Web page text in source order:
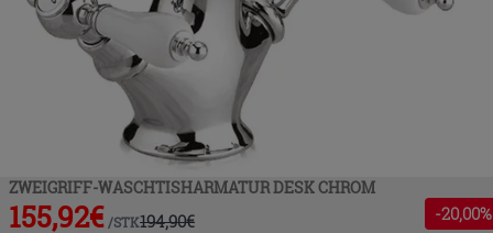
ZWEIGRIFF-WASCHTISHARMATUR DESK CHROM
155,92€ /STK194,90€ -20,00%